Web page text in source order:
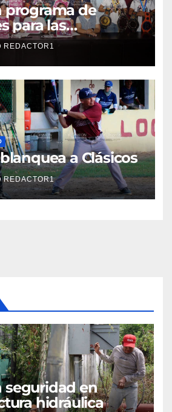
programa de
para las
REDACTOR1
a Clásicos
REDACTOR1
seguridad en
hidráulica